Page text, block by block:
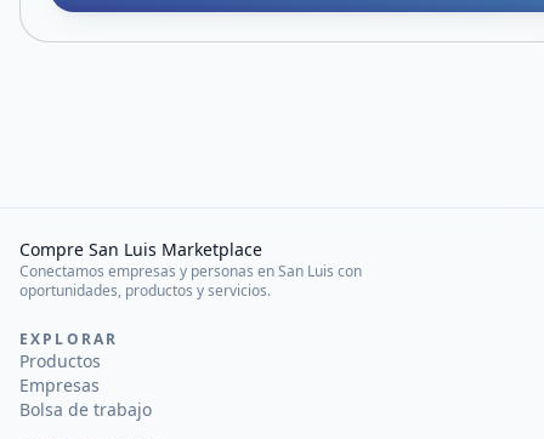
Compre San Luis Marketplace
Conectamos empresas y personas en San Luis con
oportunidades, productos y servicios.
EXPLORAR
Productos
Empresas
Bolsa de trabajo